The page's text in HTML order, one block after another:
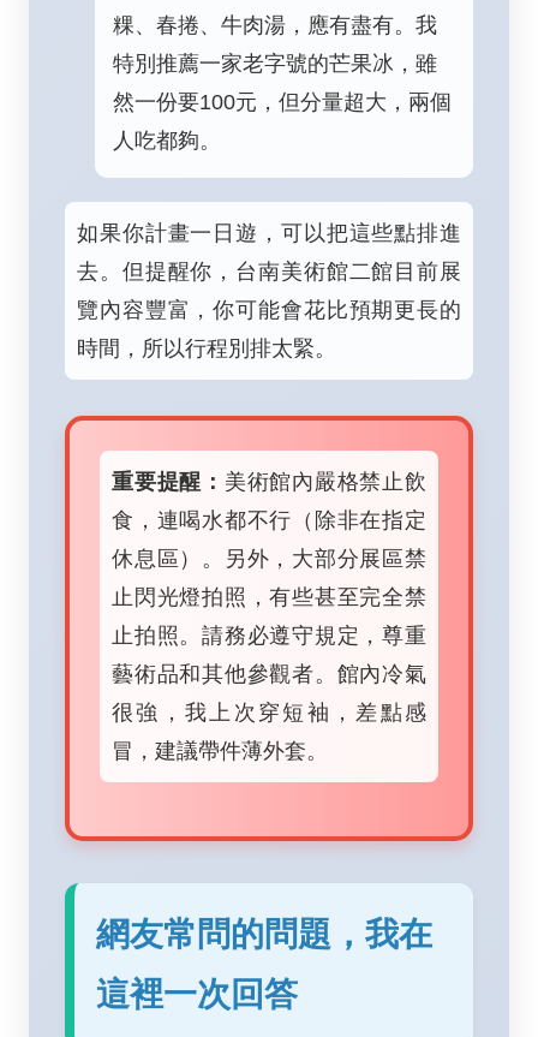
粿、春捲、牛肉湯，應有盡有。我
特別推薦一家老字號的芒果冰，雖
然一份要100元，但分量超大，兩個
人吃都夠。
如果你計畫一日遊，可以把這些點排進
去。但提醒你，台南美術館二館目前展
覽內容豐富，你可能會花比預期更長的
時間，所以行程別排太緊。
重要提醒： 美術館內嚴格禁止飲
食，連喝水都不行（除非在指定
休息區）。另外，大部分展區禁
止閃光燈拍照，有些甚至完全禁
止拍照。請務必遵守規定，尊重
藝術品和其他參觀者。館內冷氣
很強，我上次穿短袖，差點感
冒，建議帶件薄外套。
網友常問的問題，我在
這裡一次回答